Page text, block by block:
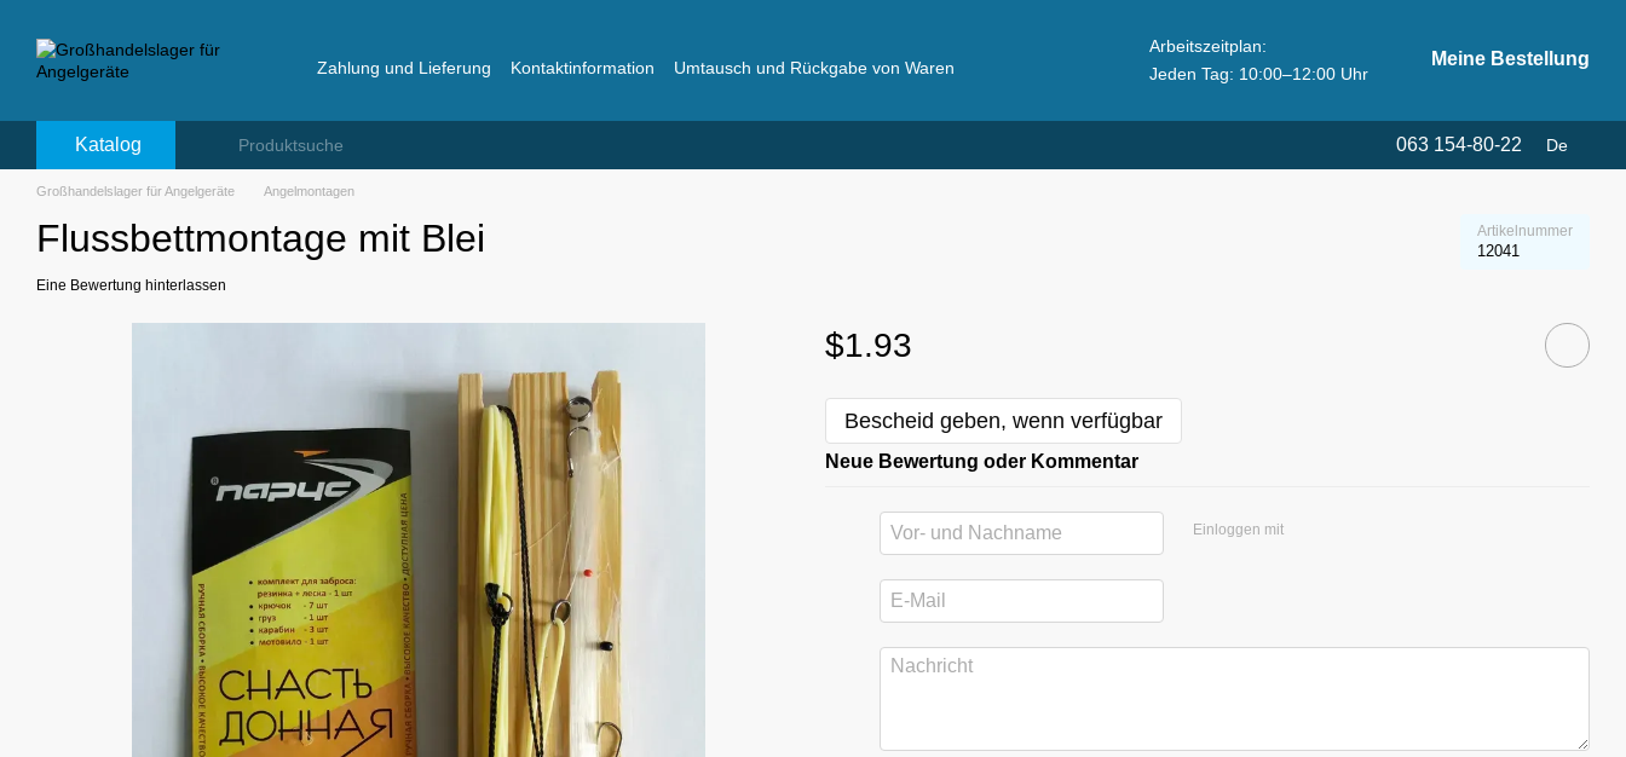
Zahlung und Lieferung Kontaktinformation
Umtausch und Rückgabe von Waren
Arbeitszeitplan:
Jeden Tag: 10:00–12:00 Uhr
Meine Bestellung
Katalog 063 154-80-22 De
Großhandelslager für Angelgeräte Angelmontagen
Flussbettmontage mit Blei Artikelnummer
12041
Eine Bewertung hinterlassen
$1.93
Bescheid geben, wenn verfügbar
Neue Bewertung oder Kommentar
Einloggen mit